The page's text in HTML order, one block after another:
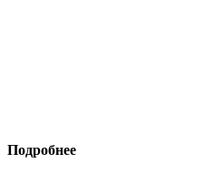
Подробнее